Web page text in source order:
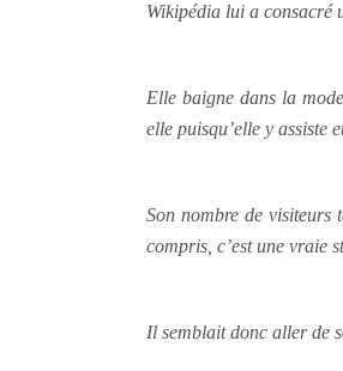
Wikipédia lui a consacré
Elle baigne dans la
elle puisqu’elle y assiste
Son nombre de visiteurs
compris, c’est une vraie
Il semblait donc aller de